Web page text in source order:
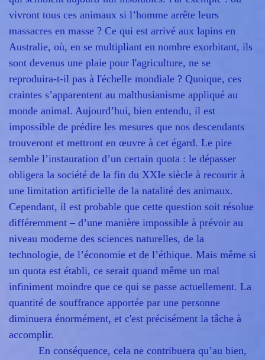
vivront tous ces animaux si l’homme arrête leurs
massacres en masse ? Ce qui est arrivé aux lapins en
Australie, où, en se multipliant en nombre exorbitant, ils
sont devenus une plaie pour l'agriculture, ne se
reproduira-t-il pas à l'échelle mondiale ? Quoique, ces
craintes s’apparentent au malthusianisme appliqué au
monde animal. Aujourd’hui, bien entendu, il est
impossible de prédire les mesures que nos descendants
trouveront et mettront en œuvre à cet égard. Le pire
semble l’instauration d’un certain quota : le dépasser
obligera la société de la fin du XXIe siècle à recourir à
une limitation artificielle de la natalité des animaux.
Cependant, il est probable que cette question soit résolue
différemment – d’une manière impossible à prévoir au
niveau moderne des sciences naturelles, de la
technologie, de l’économie et de l’éthique. Mais même si
un quota est établi, ce serait quand même un mal
infiniment moindre que ce qui se passe actuellement. La
quantité de souffrance apportée par une personne
diminuera énormément, et c'est précisément la tâche à
accomplir.
En conséquence, cela ne contribuera qu’au bien,